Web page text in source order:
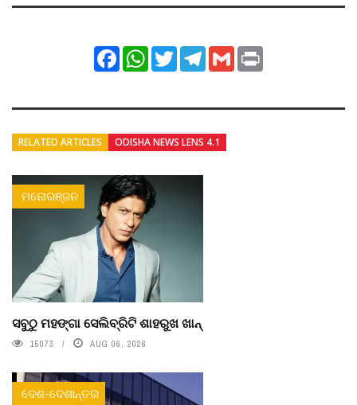
FacebookWhatsApp
TwitterTelegram
Gmail
RELATED ARTICLES ODISHA NEWS LENS 4.1
ମନୋରଞ୍ଜନ
ସବୁଠୁ ମହଙ୍ଗା ସେଲିବ୍ରିଟି ଶାହରୁଖ ଖାନ୍
15073 AUG 06, 2026
ଦେଶ-ଦେଶାନ୍ତର